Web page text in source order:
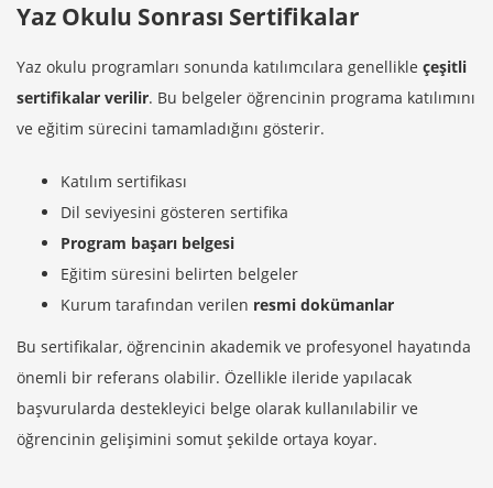
Yaz Okulu Sonrası Sertifikalar
Yaz okulu programları sonunda katılımcılara genellikle çeşitli
sertifikalar verilir. Bu belgeler öğrencinin programa katılımını
ve eğitim sürecini tamamladığını gösterir.
Katılım sertifikası
Dil seviyesini gösteren sertifika
Program başarı belgesi
Eğitim süresini belirten belgeler
Kurum tarafından verilen resmi dokümanlar
Bu sertifikalar, öğrencinin akademik ve profesyonel hayatında
önemli bir referans olabilir. Özellikle ileride yapılacak
başvurularda destekleyici belge olarak kullanılabilir ve
öğrencinin gelişimini somut şekilde ortaya koyar.